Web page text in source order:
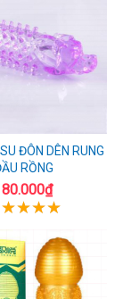
ĐÔN DÊN RUNG
RỒNG